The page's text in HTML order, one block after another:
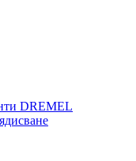
DREMEL